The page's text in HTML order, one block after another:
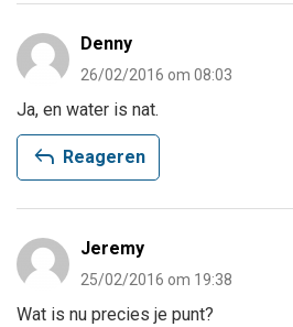
Denny
26/02/2016 om 08:03
Ja, en water is nat.
reply Reageren
Jeremy
25/02/2016 om 19:38
Wat is nu precies je punt?